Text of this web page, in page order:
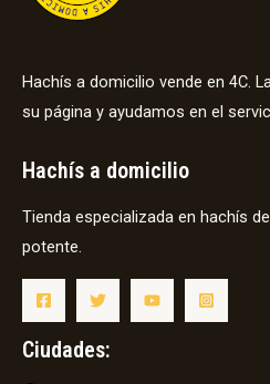
Hachís a domicilio vende en 4C.
su página y ayudamos en el
Hachís a domicilio
Tienda especializada en hachís
potente.
Ciudades: